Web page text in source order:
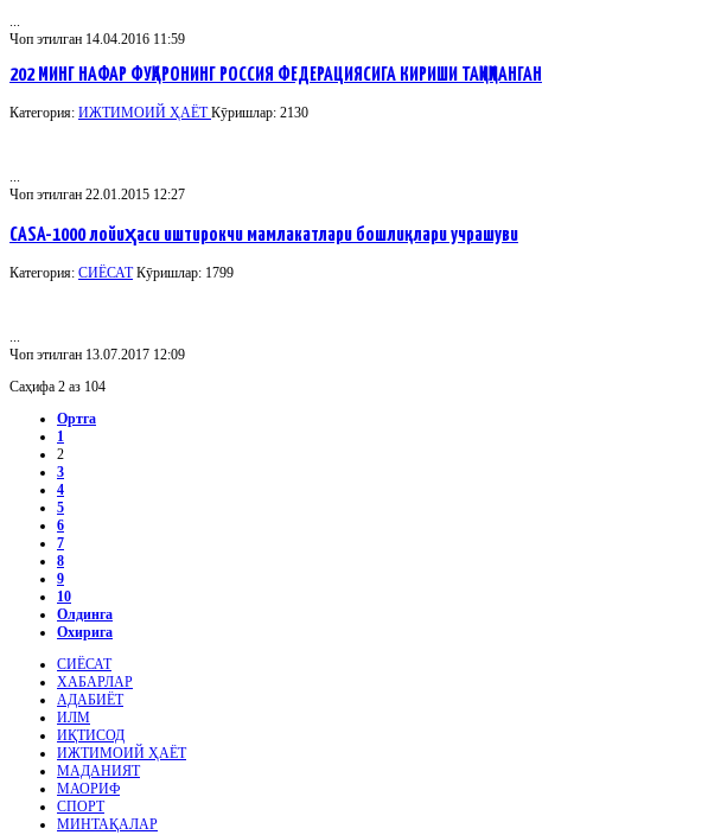
Чоп этилган 14.04.2016 11:59
202 МИНГ НАФАР ФУҚАРОНИНГ РОССИЯ ФЕДЕРАЦИЯСИГА КИРИШИ ТАҚИҚЛАНГАН
Категория: ИЖТИМОИЙ ҲАЁТКӯришлар: 2130
...
Чоп этилган 22.01.2015 12:27
CASA-1000 лойиҳаси иштирокчи мамлакатлари бошлиқлари учрашуви
Категория: СИЁСАТ Кӯришлар: 1799
...
Чоп этилган 13.07.2017 12:09
Саҳифа 2 аз 104
Ортга
1
2
3
4
5
6
7
8
9
10
Олдинга
Охирига
СИЁСАТ
ХАБАРЛАР
АДАБИЁТ
ИЛМ
ИҚТИСОД
ИЖТИМОИЙ ҲАЁТ
МАДАНИЯТ
МАОРИФ
СПОРТ
МИНТАҚАЛАР